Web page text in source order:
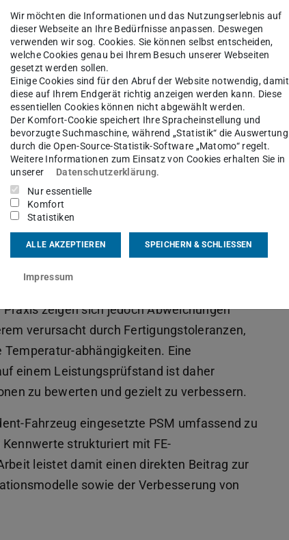
(PSM) ist aufgrund ihrer hohen
Antriebskonzept in elektrischen
elektrischer Maschinen kommen
elektromagnetische Kennwerte, Verluste und
zeigen sich jedoch Abweichungen
verursacht durch Fertigungstoleranzen,
abhängigkeiten. Eine
einem Leistungsprüfstand ist daher
zu bewerten und gezielt zu verbessern.
Fahrzeug eingesetzte PSM umfassend zu
strukturiert mit FE-
leistet damit einen direkten Beitrag zur
sowie der Verbesserung von
Wir möchten die Informationen und das Nutzungserlebnis auf
dieser Webseite an Ihre Bedürfnisse anpassen. Deswegen
verwenden wir sog. Cookies. Sie können selbst entscheiden,
welche Cookies genau bei Ihrem Besuch unserer Webseiten
gesetzt werden sollen.
Einige Cookies sind für den Abruf der Website notwendig, damit
diese auf Ihrem Endgerät richtig anzeigen werden kann. Diese
essentiellen Cookies können nicht abgewählt werden.
Der Komfort-Cookie speichert Ihre Spracheinstellung und
bevorzugte Suchmaschine, während „Statistik“ die Auswertung
durch die Open-Source-Statistik-Software „Matomo“ regelt.
Weitere Informationen zum Einsatz von Cookies erhalten Sie in
unserer
Datenschutzerklärung.
Nur essentielle
Komfort
Statistiken
ALLE AKZEPTIEREN SPEICHERN & SCHLIESSEN
Impressum